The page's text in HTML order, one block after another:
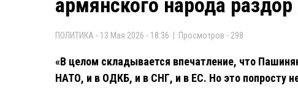
армянского народа раздор
ПОЛИТИКА - 13 Мая 2026 - 18:36 | Просмотров - 298
«В целом складывается впечатление, что
НАТО, и в ОДКБ, и в СНГ, и в ЕС. Но это попросту